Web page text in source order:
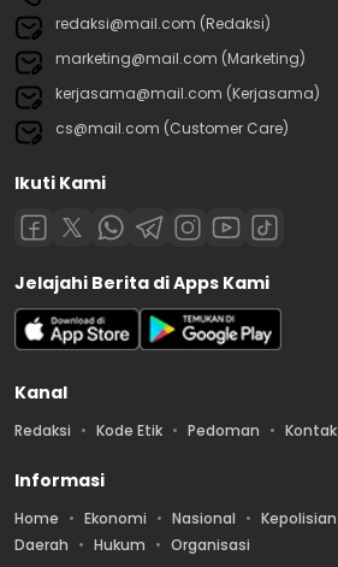
redaksi@mail.com (Redaksi)
marketing@mail.com (Marketing)
kerjasama@mail.com (Kerjasama)
cs@mail.com (Customer Care)
Ikuti Kami
Jelajahi Berita di Apps Kami
Kanal
Redaksi Kode Etik Pedoman Kontak
Informasi
Home Ekonomi Nasional Kepolisian
Daerah
Hukum Organisasi